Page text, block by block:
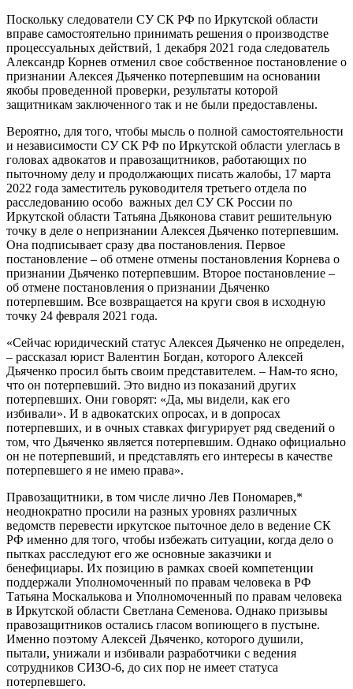
Поскольку следователи СУ СК РФ по Иркутской области
вправе самостоятельно принимать решения о производстве
процессуальных действий, 1 декабря 2021 года следователь
Александр Корнев отменил свое собственное постановление о
признании Алексея Дьяченко потерпевшим на основании
якобы проведенной проверки, результаты которой
защитникам заключенного так и не были предоставлены.
Вероятно, для того, чтобы мысль о полной самостоятельности
и независимости СУ СК РФ по Иркутской области улеглась в
головах адвокатов и правозащитников, работающих по
пыточному делу и продолжающих писать жалобы, 17 марта
2022 года заместитель руководителя третьего отдела по
расследованию особо важных дел СУ СК России по
Иркутской области Татьяна Дьяконова ставит решительную
точку в деле о непризнании Алексея Дьяченко потерпевшим.
Она подписывает сразу два постановления. Первое
постановление – об отмене отмены постановления Корнева о
признании Дьяченко потерпевшим. Второе постановление –
об отмене постановления о признании Дьяченко
потерпевшим. Все возвращается на круги своя в исходную
точку 24 февраля 2021 года.
«Сейчас юридический статус Алексея Дьяченко не определен,
– рассказал юрист Валентин Богдан, которого Алексей
Дьяченко просил быть своим представителем. – Нам-то ясно,
что он потерпевший. Это видно из показаний других
потерпевших. Они говорят: «Да, мы видели, как его
избивали». И в адвокатских опросах, и в допросах
потерпевших, и в очных ставках фигурирует ряд сведений о
том, что Дьяченко является потерпевшим. Однако официально
он не потерпевший, и представлять его интересы в качестве
потерпевшего я не имею права».
Правозащитники, в том числе лично Лев Пономарев,*
неоднократно просили на разных уровнях различных
ведомств перевести иркутское пыточное дело в ведение СК
РФ именно для того, чтобы избежать ситуации, когда дело о
пытках расследуют его же основные заказчики и
бенефициары. Их позицию в рамках своей компетенции
поддержали Уполномоченный по правам человека в РФ
Татьяна Москалькова и Уполномоченный по правам человека
в Иркутской области Светлана Семенова. Однако призывы
правозащитников остались гласом вопиющего в пустыне.
Именно поэтому Алексей Дьяченко, которого душили,
пытали, унижали и избивали разработчики с ведения
сотрудников СИЗО-6, до сих пор не имеет статуса
потерпевшего.